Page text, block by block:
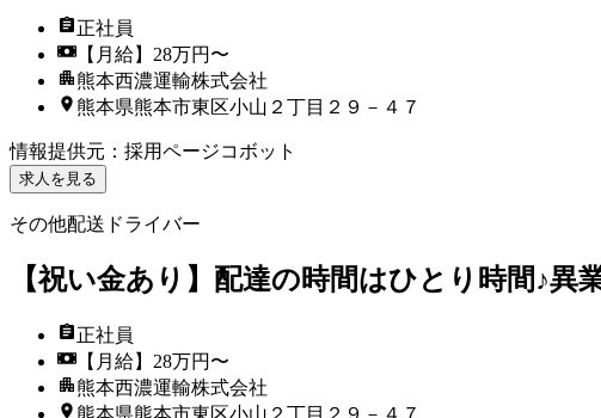
正社員
【月給】28万円〜
熊本西濃運輸株式会社
熊本県熊本市東区小山２丁目２９－４７
情報提供元 ： 採用ページコボット
求人を見る
その他配送ドライバー
【祝い金あり】配達の時間はひとり時間♪異
正社員
【月給】28万円〜
熊本西濃運輸株式会社